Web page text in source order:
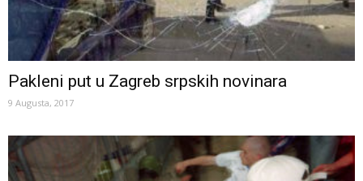
Pakleni put u Zagreb srpskih novinara
9 Augusta, 2017